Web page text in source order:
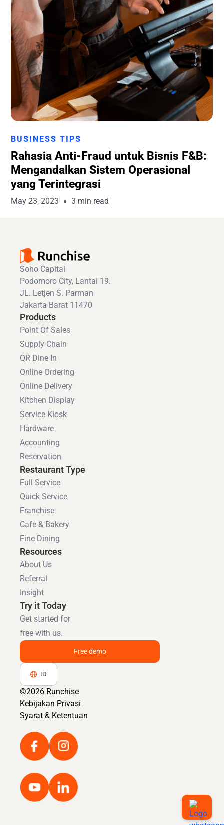
Runchise Team
BUSINESS TIPS
Rahasia Anti-Fraud untuk Bisnis F&B:
Mengandalkan Sistem Operasional
yang Terintegrasi
May 23, 2023 3 min read
Soho Capital
Podomoro City, Lantai 19.
JL. Letjen S. Parman
Jakarta Barat 11470
Products
Point Of Sales
Supply Chain
QR Dine In
Online Ordering
Online Delivery
Kitchen Display
Service Kiosk
Hardware
Accounting
Reservation
Restaurant Type
Full Service
Quick Service
Franchise
Cafe & Bakery
Fine Dining
Resources
About Us
Referral
Insight
Try it Today
Get started for
free with us.
Free demo
ID
©2026 Runchise
Kebijakan Privasi
Syarat & Ketentuan